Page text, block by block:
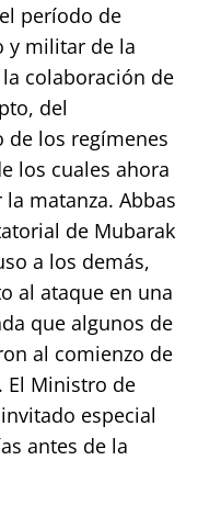
período de
y militar de la
colaboración de
del
de los regímenes
los cuales ahora
matanza. Abbas
de Mubarak
a los demás,
al ataque en una
que algunos de
al comienzo de
El Ministro de
especial
antes de la